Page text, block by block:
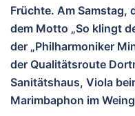
Früchte. Am Samstag,
dem Motto „So klingt
der „Philharmoniker
der Qualitätsroute
Sanitätshaus, Viola
Marimbaphon im